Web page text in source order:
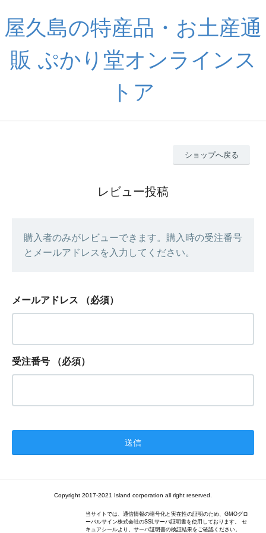
屋久島の特産品・お土産通
販 ぷかり堂オンラインス
トア
ショップへ戻る
レビュー投稿
購入者のみがレビューできます。購入時の受注番号
とメールアドレスを入力してください。
メールアドレス （必須）
受注番号 （必須）
Copyright 2017-2021 Island corporation all right reserved.
当サイトでは、通信情報の暗号化と実在性の証明のため、GMOグロ
ーバルサイン株式会社のSSLサーバ証明書を使用しております。 セ
キュアシールより、サーバ証明書の検証結果をご確認ください。